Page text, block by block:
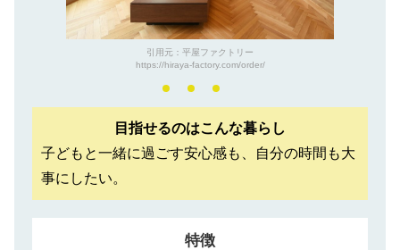
引用元：平屋ファクトリー
https://hiraya-factory.com/order/
目指せるのはこんな暮らし
子どもと一緒に過ごす安心感も、自分の時間も大
事にしたい。
特徴